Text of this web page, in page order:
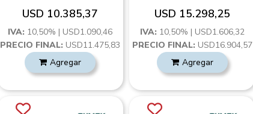
USD 10.385,37
IVA: 10,50% | USD1.090,46
PRECIO FINAL: USD11.475,83
Agregar
USD 15.298,25
IVA: 10,50% | USD1.606,32
PRECIO FINAL: USD16.904,57
Agregar